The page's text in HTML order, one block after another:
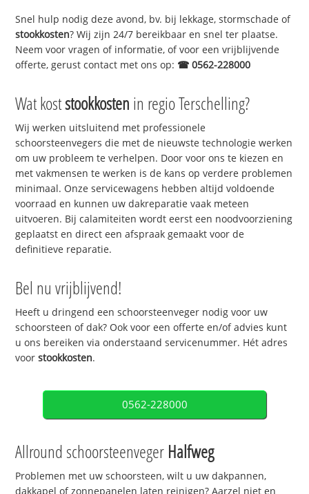
Snel hulp nodig deze avond, bv. bij lekkage, stormschade of
stookkosten? Wij zijn 24/7 bereikbaar en snel ter plaatse.
Neem voor vragen of informatie, of voor een vrijblijvende
offerte, gerust contact met ons op: ☎ 0562-228000
Wat koststookkosten in regio Terschelling?
Wij werken uitsluitend met professionele
schoorsteenvegers die met de nieuwste technologie werken
om uw probleem te verhelpen. Door voor ons te kiezen en
met vakmensen te werken is de kans op verdere problemen
minimaal. Onze servicewagens hebben altijd voldoende
voorraad en kunnen uw dakreparatie vaak meteen
uitvoeren. Bij calamiteiten wordt eerst een noodvoorziening
geplaatst en direct een afspraak gemaakt voor de
definitieve reparatie.
Bel nu vrijblijvend!
Heeft u dringend een schoorsteenveger nodig voor uw
schoorsteen of dak? Ook voor een offerte en/of advies kunt
u ons bereiken via onderstaand servicenummer. Hét adres
voorstookkosten.
0562-228000
Allround schoorsteenveger Halfweg
Problemen met uw schoorsteen, wilt u uw dakpannen,
dakkapel of zonnepanelen laten reinigen? Aarzel niet en